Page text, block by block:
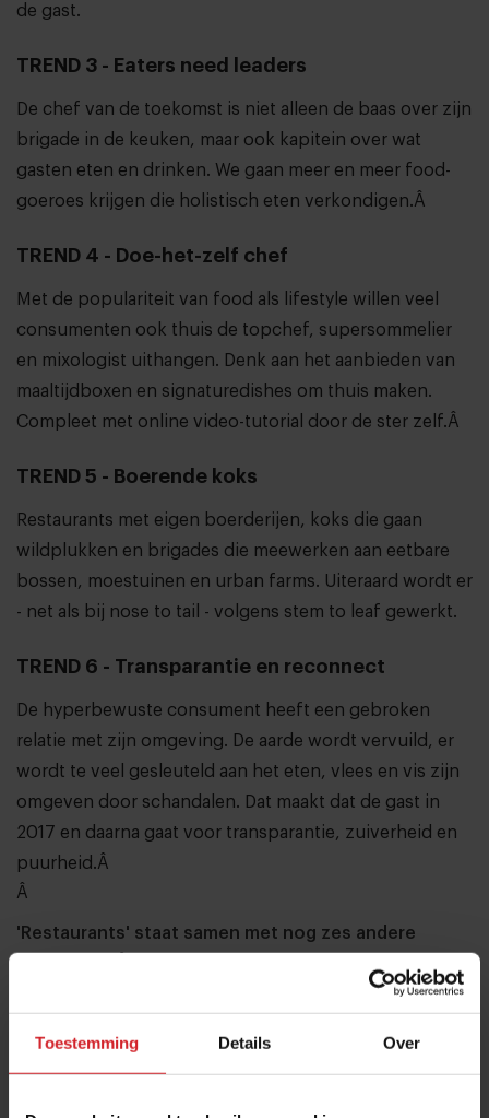
Toestemming Details Over
de gast.
TREND 3 - Eaters need leaders
De chef van de toekomst is niet alleen de baas over zijn
brigade in de keuken, maar ook kapitein over wat
gasten eten en drinken. We gaan meer en meer food-
goeroes krijgen die holistisch eten verkondigen.Â
TREND 4 - Doe-het-zelf chef
Met de populariteit van food als lifestyle willen veel
consumenten ook thuis de topchef, supersommelier
en mixologist uithangen. Denk aan het aanbieden van
maaltijdboxen en signaturedishes om thuis maken.
Compleet met online video-tutorial door de ster zelf.Â
TREND 5 - Boerende koks
Restaurants met eigen boerderijen, koks die gaan
wildplukken en brigades die meewerken aan eetbare
bossen, moestuinen en urban farms. Uiteraard wordt er
- net als bij nose to tail - volgens stem to leaf gewerkt.
TREND 6 - Transparantie en reconnect
De hyperbewuste consument heeft een gebroken
relatie met zijn omgeving. De aarde wordt vervuild, er
wordt te veel gesleuteld aan het eten, vlees en vis zijn
omgeven door schandalen. Dat maakt dat de gast in
2017 en daarna gaat voor transparantie, zuiverheid en
puurheid.Â
Â
'Restaurants' staat samen met nog zes andere
Â van dit
aan...